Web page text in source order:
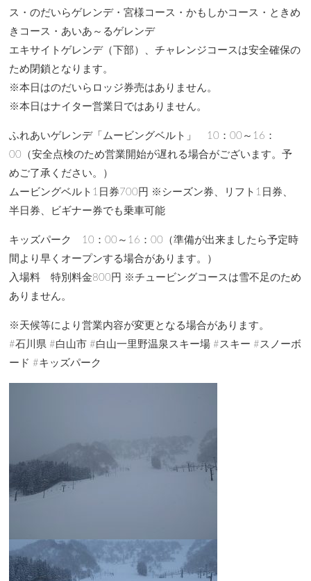
ス・のだいらゲレンデ・宮様コース・かもしかコース・ときめ
きコース・あいあ～るゲレンデ
エキサイトゲレンデ（下部）、チャレンジコースは安全確保の
ため閉鎖となります。
※本日はのだいらロッジ券売はありません。
※本日はナイター営業日ではありません。
ふれあいゲレンデ「ムービングベルト」 10：00～16：
00（安全点検のため営業開始が遅れる場合がございます。予
めご了承ください。）
ムービングベルト1日券700円 ※シーズン券、リフト1日券、
半日券、ビギナー券でも乗車可能
キッズパーク 10：00～16：00（準備が出来ましたら予定時
間より早くオープンする場合があります。）
入場料 特別料金800円 ※チュービングコースは雪不足のため
ありません。
※天候等により営業内容が変更となる場合があります。
#石川県 #白山市 #白山一里野温泉スキー場 #スキー #スノーボ
ード #キッズパーク